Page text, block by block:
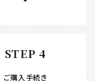
STEP 4
ご購入手続き